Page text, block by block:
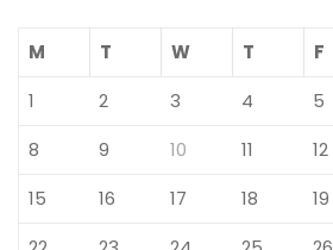
M T W T F
1
2 3 4 5
8
9 10 11 12
15
16 17 18 19